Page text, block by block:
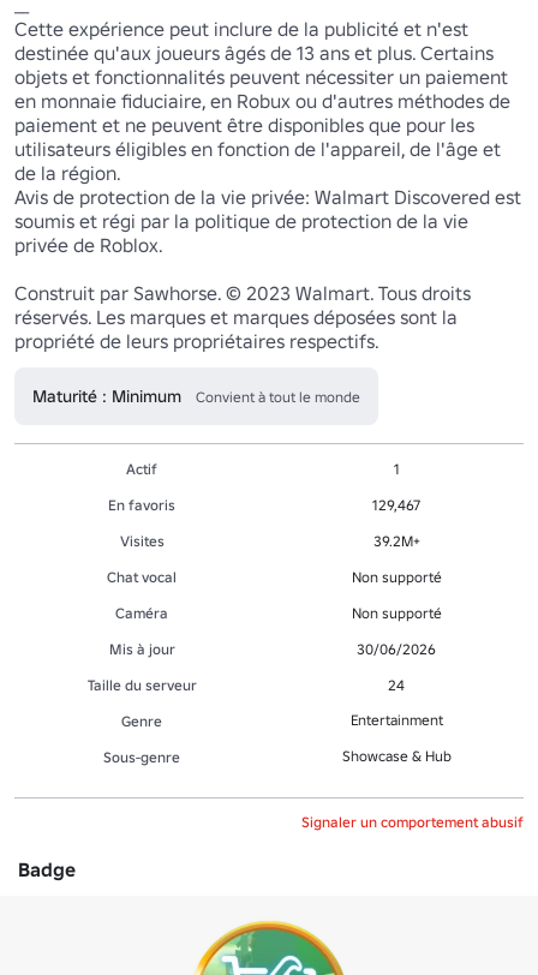
Cette expérience peut inclure de la publicité et n'est
destinée qu'aux joueurs âgés de 13 ans et plus. Certains
objets et fonctionnalités peuvent nécessiter un paiement
en monnaie fiduciaire, en Robux ou d'autres méthodes de
paiement et ne peuvent être disponibles que pour les
utilisateurs éligibles en fonction de l'appareil, de l'âge et
de la région.
Avis de protection de la vie privée: Walmart Discovered est
soumis et régi par la politique de protection de la vie
privée de Roblox.
Construit par Sawhorse. © 2023 Walmart. Tous droits
réservés. Les marques et marques déposées sont la
propriété de leurs propriétaires respectifs.
Maturité : Minimum Convient à tout le monde
Actif
1
En favoris
129,467
Visites
39.2M+
Chat vocal
Non supporté
Caméra
Non supporté
Mis à jour
30/06/2026
Taille du serveur
24
Genre
Entertainment
Sous-genre Showcase & Hub
Signaler un comportement abusif
Badge